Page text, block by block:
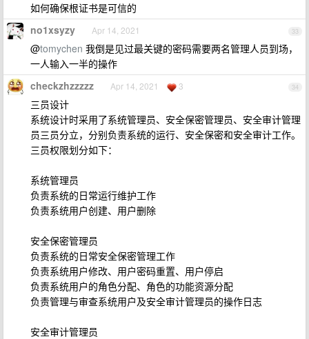
如何确保根证书是可信的
33
no1xsyzy Apr 14, 2021
@tomychen 我倒是见过最关键的密码需要两名管理人员到场，
一人输入一半的操作
34
checkzhzzzzz Apr 14, 2021 3
三员设计
系统设计时采用了系统管理员、安全保密管理员、安全审计管理
员三员分立，分别负责系统的运行、安全保密和安全审计工作。
三员权限划分如下：
系统管理员
负责系统的日常运行维护工作
负责系统用户创建、用户删除
安全保密管理员
负责系统的日常安全保密管理工作
负责系统用户修改、用户密码重置、用户停启
负责系统用户的角色分配、角色的功能资源分配
负责管理与审查系统用户及安全审计管理员的操作日志
安全审计管理员